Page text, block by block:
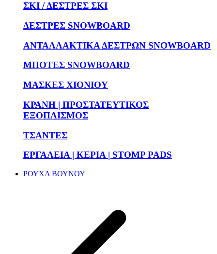
ΣΚΙ / ΔΕΣΤΡΕΣ ΣΚΙ
ΔΕΣΤΡΕΣ SNOWBOARD
ΑΝΤΑΛΛΑΚΤΙΚΑ ΔΕΣΤΡΩΝ SNOWBOARD
ΜΠΟΤΕΣ SNOWBOARD
ΜΑΣΚΕΣ ΧΙΟΝΙΟΥ
ΚΡΑΝΗ | ΠΡΟΣΤΑΤΕΥΤΙΚΟΣ
ΕΞΟΠΛΙΣΜΟΣ
ΤΣΑΝΤΕΣ
ΕΡΓΑΛΕΙΑ | ΚΕΡΙΑ | STOMP PADS
ΡΟΥΧΑ ΒΟΥΝΟΥ